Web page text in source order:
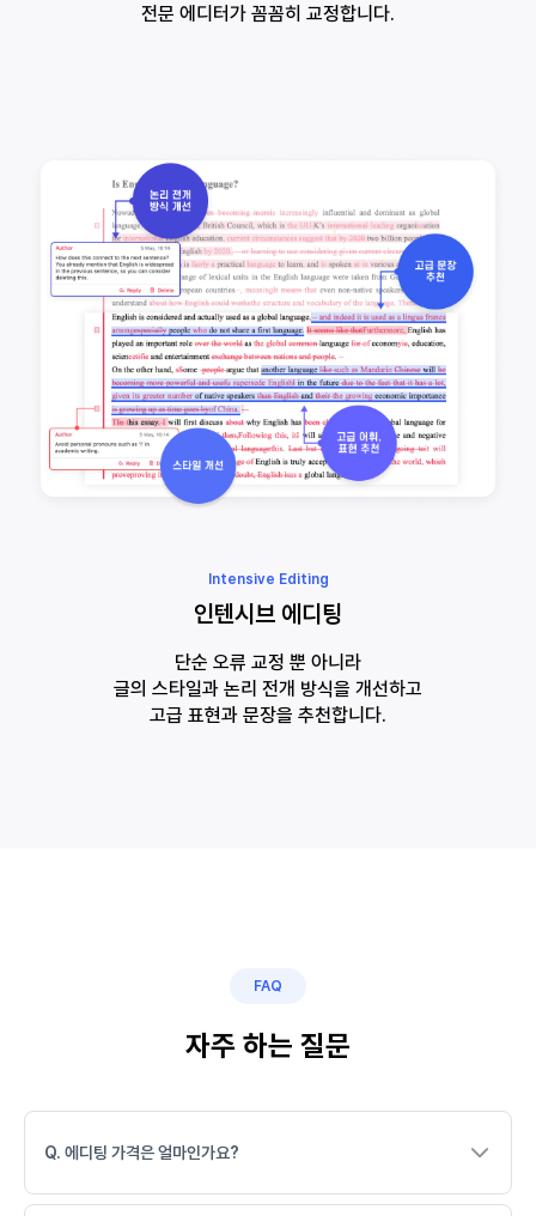
전문 에디터가 꼼꼼히 교정합니다.
Intensive Editing
인텐시브 에디팅
단순 오류 교정 뿐 아니라
글의 스타일과 논리 전개 방식을 개선하고
고급 표현과 문장을 추천합니다.
FAQ
자주 하는 질문
Q. 에디팅 가격은 얼마인가요?